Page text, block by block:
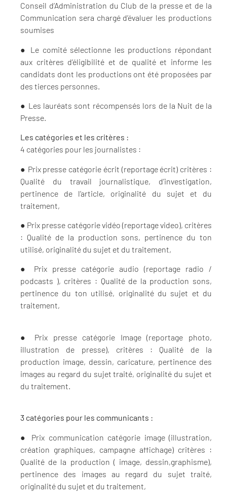
Conseil d’Administration du Club de la presse et de la
Communication sera chargé d’évaluer les productions
soumises
● Le comité sélectionne les productions répondant
aux critères d’éligibilité et de qualité et informe les
candidats dont les productions ont été proposées par
des tierces personnes.
● Les lauréats sont récompensés lors de la Nuit de la
Presse.
Les catégories et les critères :
4 catégories pour les journalistes :
● Prix presse catégorie écrit (reportage écrit) critères :
Qualité du travail journalistique, d’investigation,
pertinence de l’article, originalité du sujet et du
traitement,
● Prix presse catégorie vidéo (reportage video), critères
: Qualité de la production sons, pertinence du ton
utilisé, originalité du sujet et du traitement,
● Prix presse catégorie audio (reportage radio /
podcasts ), critères : Qualité de la production sons,
pertinence du ton utilisé, originalité du sujet et du
traitement,
● Prix presse catégorie Image (reportage photo,
illustration de presse), critères : Qualité de la
production image, dessin, caricature, pertinence des
images au regard du sujet traité, originalité du sujet et
du traitement.
3 catégories pour les communicants :
● Prix communication catégorie image (illustration,
création graphiques, campagne affichage) critères :
Qualité de la production ( image, dessin,graphisme),
pertinence des images au regard du sujet traité,
originalité du sujet et du traitement,